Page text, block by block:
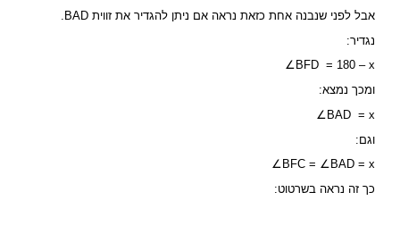
אבל לפני שנבנה אחת כזאת נראה אם ניתן להגדיר את זווית BAD.
נגדיר:
∠BFD = 180 – x
ומכך נמצא:
∠BAD = x
וגם:
∠BFC = ∠BAD = x
כך זה נראה בשרטוט: